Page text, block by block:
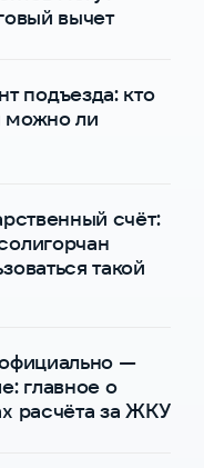
вычет
подъезда: кто
можно ли
счёт:
такой
—
главное о
расчёта за ЖКУ